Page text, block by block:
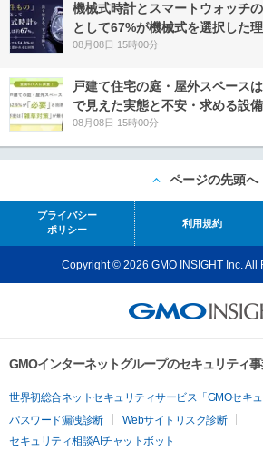
機械式時計とスマートウォッチ
として67%が機械式を選択した
08月08日 15時00分
戸建て住宅の庭・屋外スペース
で見えた実態と不安・求める設備
08月08日 15時00分
ページの先頭へ
プライバシー
ポリシー
利用規約
Copyright © 2026 GMO INSIGHT Inc. All
GMOインターネットグループのセキュリティ
世界初総合ネットセキュリティサービス「GMOセキュ
パスワード漏洩診断
Webサイトリスク診断
セキュリティ相談AIチャットボット